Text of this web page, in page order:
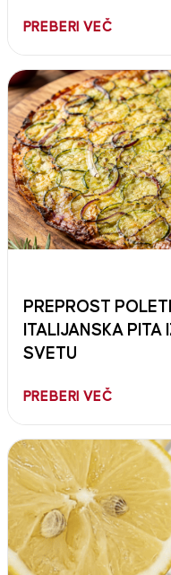
PREBERI VEČ
PREPROST
ITALIJANSKA PITA
SVETU
PREBERI VEČ